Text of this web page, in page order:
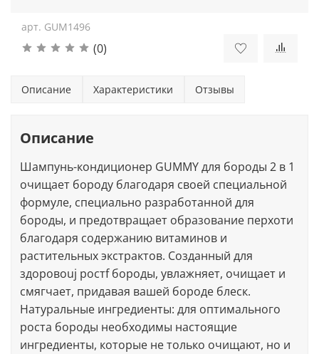
арт. GUM1496
(0)
Описание Характеристики Отзывы
Описание
Шампунь-кондиционер GUMMY для бороды 2 в 1
очищает бороду благодаря своей специальной
формуле, специально разработанной для
бороды, и предотвращает образование перхоти
благодаря содержанию витаминов и
растительных экстрактов. Созданный для
здоровоuj ростf бороды, увлажняет, очищает и
смягчает, придавая вашей бороде блеск.
Натуральные ингредиенты: для оптимального
роста бороды необходимы настоящие
ингредиенты, которые не только очищают, но и